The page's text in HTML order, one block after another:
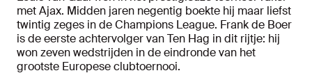
met Ajax. Midden jaren negentig boekte hij maar liefst
twintig zeges in de Champions League. Frank de Boer
is de eerste achtervolger van Ten Hag in dit rijtje: hij
won zeven wedstrijden in de eindronde van het
grootste Europese clubtoernooi.